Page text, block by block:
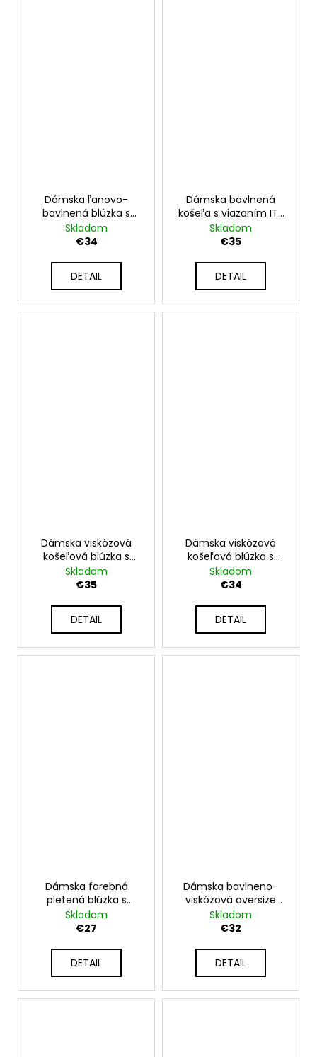
Dámska ľanovo-
bavlnená blúzka s
kvetinovým motívom
Silent Flowers IT-GINA
Skladom
€34
DETAIL
Dámska bavlnená
košeľa s viazaním IT-
DANIELA
Skladom
€35
DETAIL
Dámska viskózová
košeľová blúzka s
čipkou a viazaním UB-
BRIGAN
Skladom
€35
DETAIL
Dámska viskózová
košeľová blúzka s
kvetinovým vzorom
UB-FENORA
Skladom
€34
DETAIL
Dámska farebná
pletená blúzka s
výstrihom do V UB-
LAURISSA
Skladom
€27
DETAIL
Dámska bavlneno-
viskózová oversize
blúzka s kvetinovou
potlačou IT-BRAVA
Skladom
€32
DETAIL